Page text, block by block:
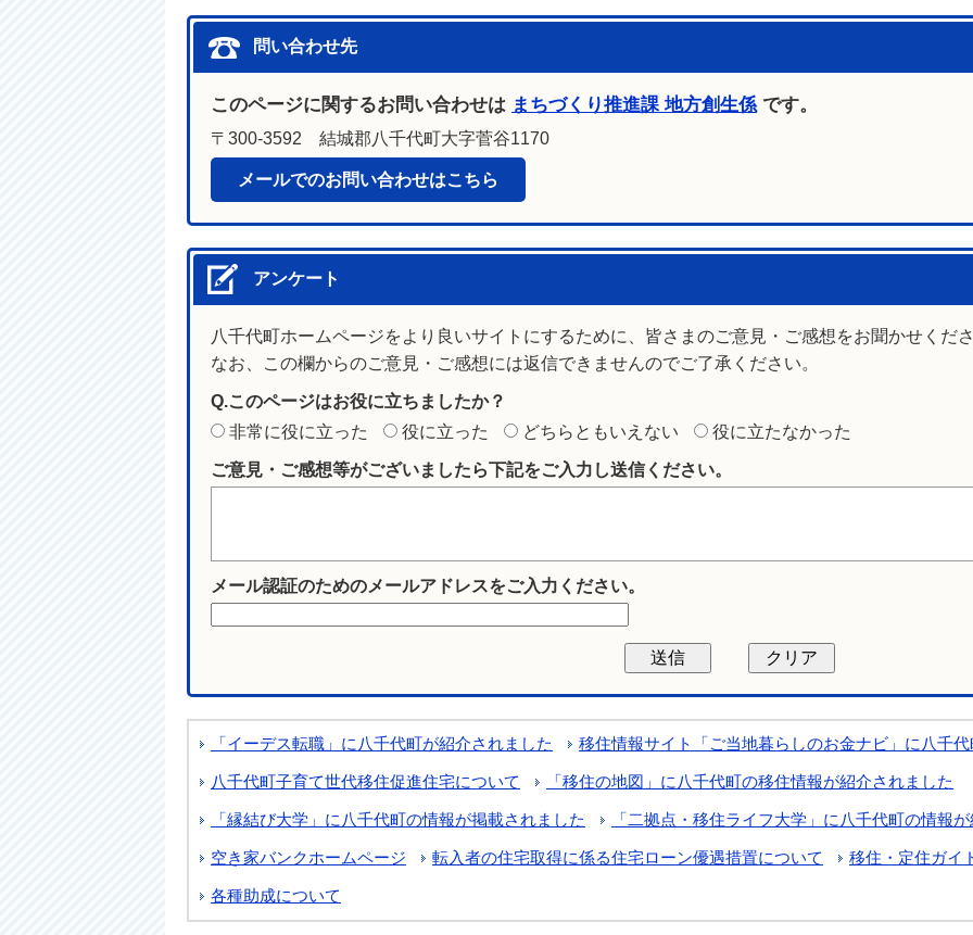
問い合わせ先
このページに関するお問い合わせは まちづくり推進課 地方創生係 です。
〒300-3592 結城郡八千代町大字菅谷1170
メールでのお問い合わせはこちら
アンケート
八千代町ホームページをより良いサイトにするために、皆さまのご意見・ご感想をお聞かせくだ
なお、この欄からのご意見・ご感想には返信できませんのでご了承ください。
Q.このページはお役に立ちましたか？
非常に役に立った
役に立った どちらともいえない 役に立たなかった
ご意見・ご感想等がございましたら下記をご入力し送信ください。
メール認証のためのメールアドレスをご入力ください。
「イーデス転職」に八千代町が紹介されました 移住情報サイト「ご当地暮らしのお金ナビ」に八千
八千代町子育て世代移住促進住宅について 「移住の地図」に八千代町の移住情報が紹介されました
「縁結び大学」に八千代町の情報が掲載されました 「二拠点・移住ライフ大学」に八千代町の情報
空き家バンクホームページ 転入者の住宅取得に係る住宅ローン優遇措置について 移住・定住ガイ
各種助成について